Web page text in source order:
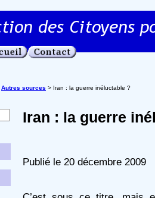
Autres sources > Iran : la guerre inéluctable ?
Iran : la guerre
Publié le 20 décembre 2009